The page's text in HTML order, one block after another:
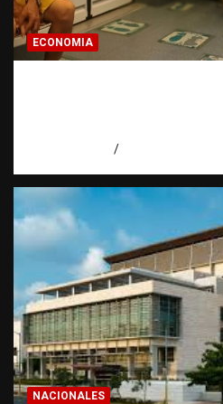
ECONOMIA
NACIONALES